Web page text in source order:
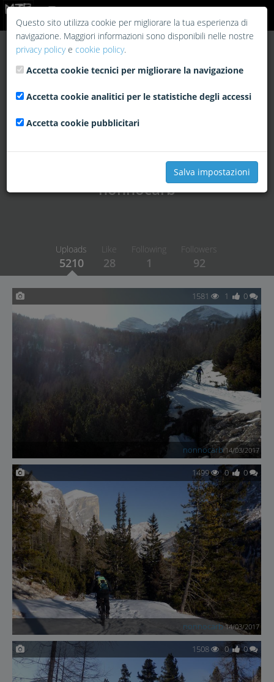
nonnocarb
Uploads
5210
Like
28
Following
1
Followers
92
1581 1 0
nonnocarb 14/03/2017
1499 0 0
nonnocarb 14/03/2017
1508 0 0
Questo sito utilizza cookie per migliorare la tua esperienza di
navigazione. Maggiori informazioni sono disponibili nelle nostre
privacy policye cookie policy.
Accetta cookie tecnici per migliorare la navigazione
Accetta cookie analitici per le statistiche degli accessi
Accetta cookie pubblicitari
Salva impostazioni